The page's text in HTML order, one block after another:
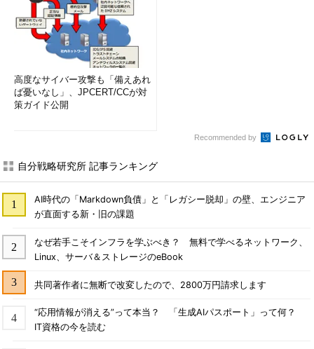
高度なサイバー攻撃も「備えあれ
ば憂いなし」、JPCERT/CCが対
策ガイド公開
Recommended by
自分戦略研究所 記事ランキング
AI時代の「Markdown負債」と「レガシー脱却」の壁、エンジニア
が直面する新・旧の課題
なぜ若手こそインフラを学ぶべき？ 無料で学べるネットワーク、
Linux、サーバ＆ストレージのeBook
共同著作者に無断で改変したので、2800万円請求します
“応用情報が消える”って本当？ 「生成AIパスポート」って何？
IT資格の今を読む